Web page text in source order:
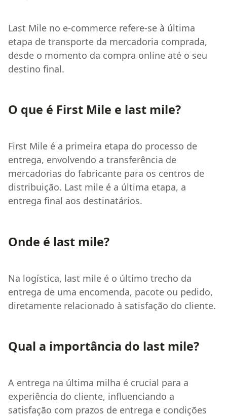
Last Mile no e-commerce refere-se à última
etapa de transporte da mercadoria comprada,
desde o momento da compra online até o seu
destino final.
O que é First Mile e last mile?
First Mile é a primeira etapa do processo de
entrega, envolvendo a transferência de
mercadorias do fabricante para os centros de
distribuição. Last mile é a última etapa, a
entrega final aos destinatários.
Onde é last mile?
Na logística, last mile é o último trecho da
entrega de uma encomenda, pacote ou pedido,
diretamente relacionado à satisfação do cliente.
Qual a importância do last mile?
A entrega na última milha é crucial para a
experiência do cliente, influenciando a
satisfação com prazos de entrega e condições